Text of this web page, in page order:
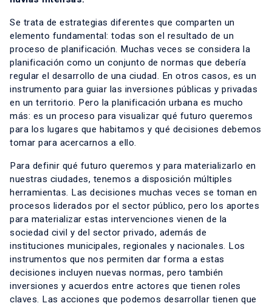
Se trata de estrategias diferentes que comparten un
elemento fundamental: todas son el resultado de un
proceso de planificación. Muchas veces se considera la
planificación como un conjunto de normas que debería
regular el desarrollo de una ciudad. En otros casos, es un
instrumento para guiar las inversiones públicas y privadas
en un territorio. Pero la planificación urbana es mucho
más: es un proceso para visualizar qué futuro queremos
para los lugares que habitamos y qué decisiones debemos
tomar para acercarnos a ello.
Para definir qué futuro queremos y para materializarlo en
nuestras ciudades, tenemos a disposición múltiples
herramientas. Las decisiones muchas veces se toman en
procesos liderados por el sector público, pero los aportes
para materializar estas intervenciones vienen de la
sociedad civil y del sector privado, además de
instituciones municipales, regionales y nacionales. Los
instrumentos que nos permiten dar forma a estas
decisiones incluyen nuevas normas, pero también
inversiones y acuerdos entre actores que tienen roles
claves. Las acciones que podemos desarrollar tienen que